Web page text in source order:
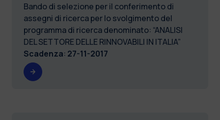
Bando di selezione per il conferimento di
assegni di ricerca per lo svolgimento del
programma di ricerca denominato: “ANALISI
DEL SETTORE DELLE RINNOVABILI IN ITALIA”
Scadenza: 27-11-2017